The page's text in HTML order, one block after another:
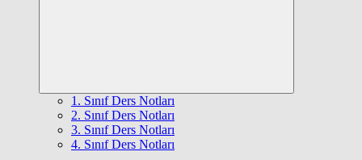
1. Sınıf Ders Notları
2. Sınıf Ders Notları
3. Sınıf Ders Notları
4. Sınıf Ders Notları